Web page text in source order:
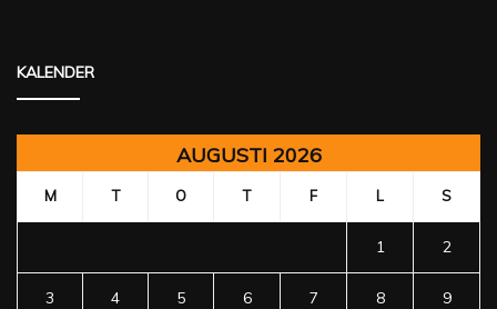
KALENDER
AUGUSTI 2026
M T O T F L S
1 2
3 4 5 6 7 8 9